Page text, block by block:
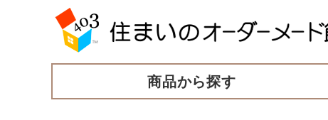
商品から探す